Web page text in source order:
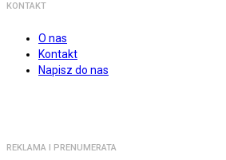
KONTAKT
O nas
Kontakt
Napisz do nas
REKLAMA I PRENUMERATA